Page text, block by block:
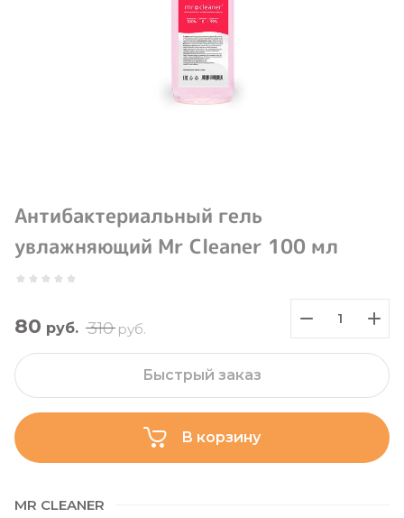
Антибактериальный гель
увлажняющий Mr Cleaner 100 мл
310руб.
80 руб.
В корзину
Быстрый заказ
MR CLEANER